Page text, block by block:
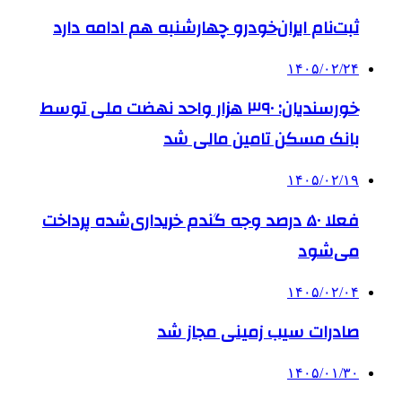
ثبت‌نام ایران‌خودرو چهارشنبه هم ادامه دارد
۱۴۰۵/۰۲/۲۴
خورسندیان: ۳۹۰ هزار واحد نهضت ملی توسط
بانک مسکن تامین مالی شد
۱۴۰۵/۰۲/۱۹
فعلا ۵۰ درصد وجه گندم خریداری‌شده پرداخت
می‌شود
۱۴۰۵/۰۲/۰۴
صادرات سیب زمینی مجاز شد
۱۴۰۵/۰۱/۳۰